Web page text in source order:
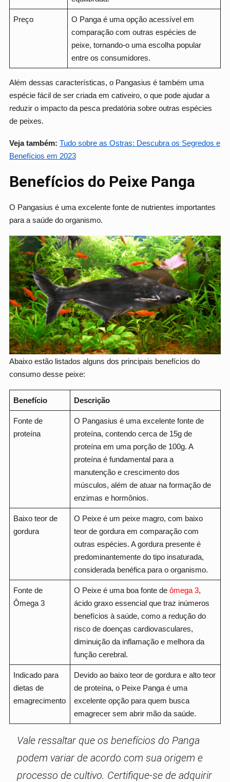
Preço
O Panga é uma opção acessível em
comparação com outras espécies de
peixe, tornando-o uma escolha popular
entre os consumidores.
Além dessas características, o Pangasius é também uma
espécie fácil de ser criada em cativeiro, o que pode ajudar a
reduzir o impacto da pesca predatória sobre outras espécies
de peixes.
Veja também: Tudo sobre as Ostras: Descubra os Segredos e
Benefícios em 2023
Benefícios do Peixe Panga
O Pangasius é uma excelente fonte de nutrientes importantes
para a saúde do organismo.
Abaixo estão listados alguns dos principais benefícios do
consumo desse peixe:
Benefício Descrição
Fonte de
proteína
O Pangasius é uma excelente fonte de
proteína, contendo cerca de 15g de
proteína em uma porção de 100g. A
proteína é fundamental para a
manutenção e crescimento dos
músculos, além de atuar na formação de
enzimas e hormônios.
Baixo teor de
gordura
O Peixe é um peixe magro, com baixo
teor de gordura em comparação com
outras espécies. A gordura presente é
predominantemente do tipo insaturada,
considerada benéfica para o organismo.
Fonte de
Ômega 3
O Peixe é uma boa fonte deômega 3,
ácido graxo essencial que traz inúmeros
benefícios à saúde, como a redução do
risco de doenças cardiovasculares,
diminuição da inflamação e melhora da
função cerebral.
Indicado para
dietas de
emagrecimento
Devido ao baixo teor de gordura e alto teor
de proteína, o Peixe Panga é uma
excelente opção para quem busca
emagrecer sem abrir mão da saúde.
Vale ressaltar que os benefícios do Panga
podem variar de acordo com sua origem e
processo de cultivo. Certifique-se de adquirir